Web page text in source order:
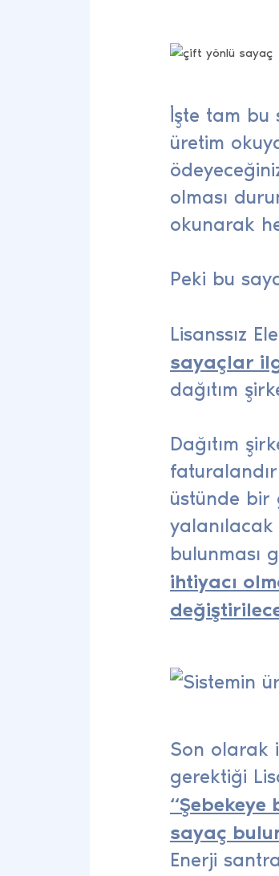
İşte tam bu
üretim
olması
okunarak
Peki bu
Lisanssız
sayaçlar
dağıtım
Dağıtım
üstünde bir
bulunması
ihtiyacı
Son olarak
gerektiği
sayaç
Enerji